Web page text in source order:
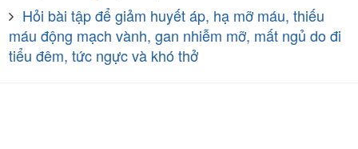
Hỏi bài tập để giảm huyết áp, hạ mỡ máu, thiếu
máu động mạch vành, gan nhiễm mỡ, mất ngủ do đi
tiểu đêm, tức ngực và khó thở